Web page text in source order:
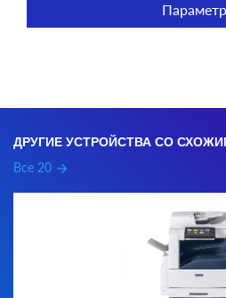
ДРУГИЕ УСТРОЙСТВА СО
Все 20 arrow_forward